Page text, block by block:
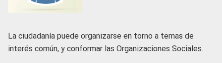
La ciudadanía puede organizarse en torno a temas de
interés común, y conformar las Organizaciones Sociales.